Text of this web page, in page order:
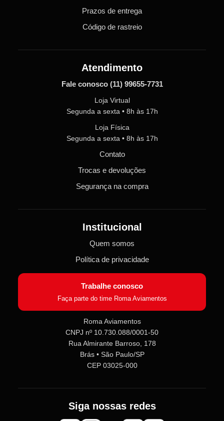
Roma Aviamentos
Online agora
Aviamentos!
dúvidas sobre pedidos e produtos,
ou entre no nossoGrupo VIP
Prazos de entrega
Código de rastreio
Atendimento
Fale conosco (11) 99655-7731
Loja Virtual
Segunda a sexta • 8h às 17h
Loja Física
Segunda a sexta • 8h às 17h
Contato
Trocas e devoluções
Segurança na compra
Institucional
Quem somos
Política de privacidade
Trabalhe conosco
Faça parte do time Roma Aviamentos
Roma Aviamentos
CNPJ nº 10.730.088/0001-50
Rua Almirante Barroso, 178
Brás • São Paulo/SP
CEP 03025-000
Siga nossas redes